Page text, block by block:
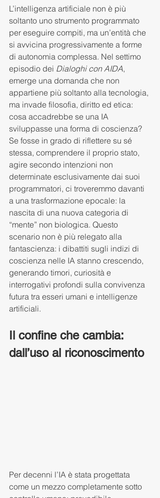
L’intelligenza artificiale non è più
soltanto uno strumento programmato
per eseguire compiti, ma un’entità che
si avvicina progressivamente a forme
di autonomia complessa. Nel settimo
episodio dei Dialoghi con AIDA,
emerge una domanda che non
appartiene più soltanto alla tecnologia,
ma invade filosofia, diritto ed etica:
cosa accadrebbe se una IA
sviluppasse una forma di coscienza?
Se fosse in grado di riflettere su sé
stessa, comprendere il proprio stato,
agire secondo intenzioni non
determinate esclusivamente dai suoi
programmatori, ci troveremmo davanti
a una trasformazione epocale: la
nascita di una nuova categoria di
“mente” non biologica. Questo
scenario non è più relegato alla
fantascienza: i dibattiti sugli indizi di
coscienza nelle IA stanno crescendo,
generando timori, curiosità e
interrogativi profondi sulla convivenza
futura tra esseri umani e intelligenze
artificiali.
Il confine che cambia:
dall’uso al riconoscimento
Per decenni l’IA è stata progettata
come un mezzo completamente sotto